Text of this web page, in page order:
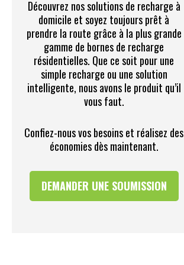
Découvrez nos solutions de recharge à
domicile et soyez toujours prêt à
prendre la route grâce à la plus grande
gamme de bornes de recharge
résidentielles. Que ce soit pour une
simple recharge ou une solution
intelligente, nous avons le produit qu’il
vous faut.
Confiez-nous vos besoins et réalisez des
économies dès maintenant.
DEMANDER UNE SOUMISSION